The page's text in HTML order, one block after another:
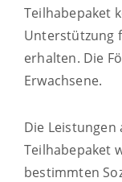
Teilhabepaket
Unterstützung
erhalten. Die
Erwachsene.
Die Leistungen
Teilhabepaket
bestimmten